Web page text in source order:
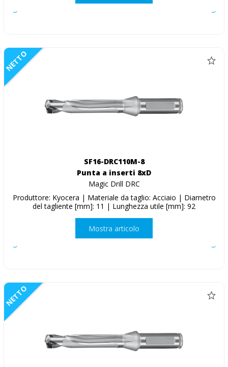
NETTO
SF16-DRC110M-8
Punta a inserti 8xD
Magic Drill DRC
Produttore: Kyocera | Materiale da taglio: Acciaio | Diametro
del tagliente [mm]: 11 | Lunghezza utile [mm]: 92
Mostra articolo
NETTO